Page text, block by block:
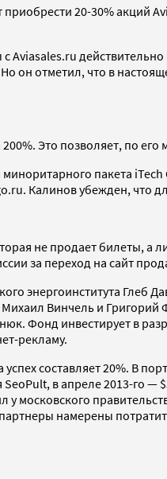
20-30% акций
Aviasales.ru
он отметил, что в
Это позволяет, по
пакета
Калинов убежден, что
не продает билеты,
за переход на сайт
энергоинститута
Винчель и
Фонд инвестирует в
рекламу.
успех составляет 20%.
в апреле 2013-го
у московского
намерены